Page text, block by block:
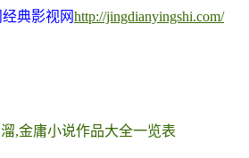
典影视网http://jingdianyingshi.com/
,金庸小说作品大全一览表